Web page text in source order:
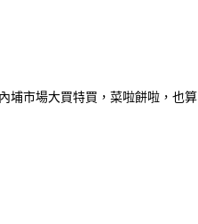
埔市場大買特買，菜啦餅啦，也算